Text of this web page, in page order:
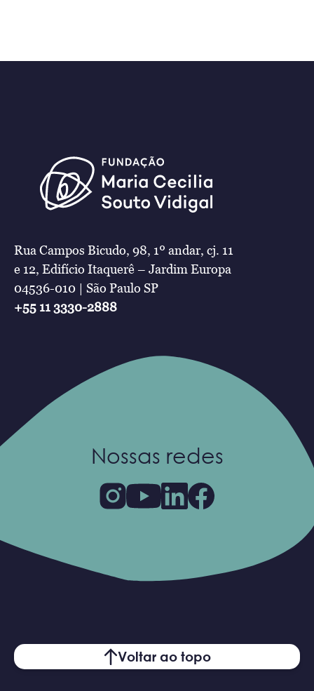
Rua Campos Bicudo, 98, 1º andar, cj. 11
e 12, Edifício Itaquerê – Jardim Europa
04536-010 | São Paulo SP
+55 11 3330-2888
Nossas redes
Voltar ao topo